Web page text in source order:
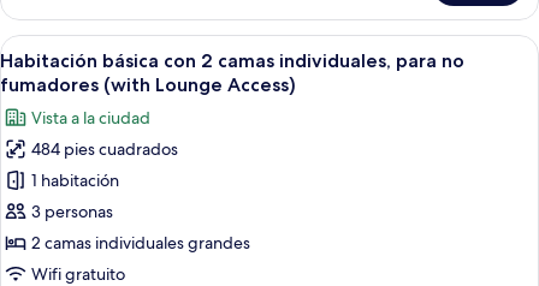
fumadores,
en
esquina
(with
Lounge
Access)
Club,
cama
King
para
no
fumadores,
en
esquina
Lounge
Access)
Abrir
todas
las
fotos
de
Habitación
básica
con
2
Habitación de hotel con dos camas,
13
Habitación básica con 2 camas individuales, para no
fumadores (with Lounge Access)
Vista a la ciudad
484 pies cuadrados
1 habitación
3 personas
2 camas individuales grandes
Wifi gratuito